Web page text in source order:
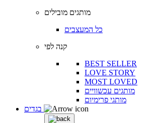
מותגים מובילים
כל המעצבים
קנה לפי
BEST SELLER
LOVE STORY
MOST LOVED
מותגים עכשוויים
מותגי פרימיום